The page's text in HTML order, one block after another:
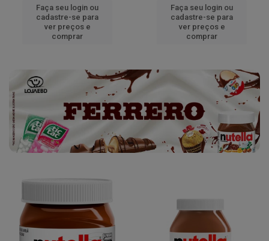
Faça seu login ou
cadastre-se para
ver preços e
comprar
Faça seu login ou
cadastre-se para
ver preços e
comprar